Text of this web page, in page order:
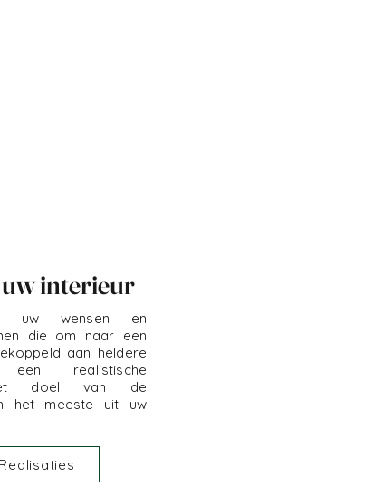
interieur
uw wensen en
die om naar een
aan heldere
realistische
Het doel van de
het meeste uit uw